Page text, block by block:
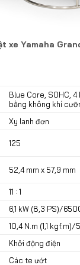
xe Yamaha
Blue Core, SOHC,
bằng không khí
Xy lanh đơn
125
52,4 mm x 57,9 mm
11 : 1
6,1 kW (8,3 PS)/
10,4 N.m (1,1
Khởi động điện
Các te ướt